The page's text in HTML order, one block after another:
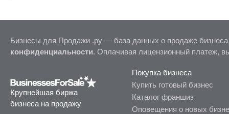
Бизнесы для Продажи .ру — база данных о продаже
конфиденциальности. Оплачивая лицензионный платеж,
Крупнейшая биржа
бизнеса на продажу
Покупка бизнеса
Купить готовый бизнес
Каталог франшиз
Оповещения о новых